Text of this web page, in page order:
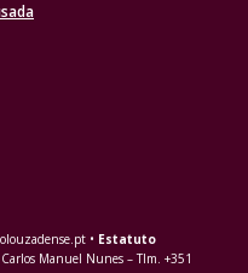
• Estatuto
Manuel Nunes – Tlm. +351